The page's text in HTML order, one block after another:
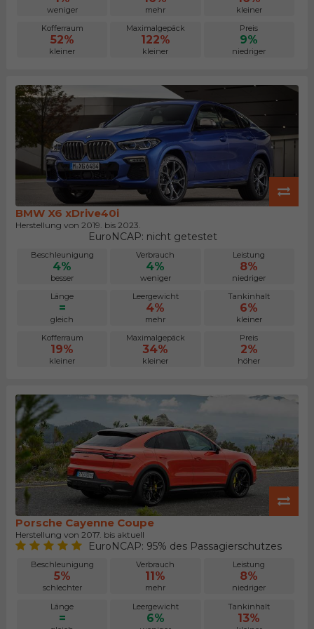
weniger mehr
kleiner
Kofferraum
52%
kleiner
Maximalgepäck
122%
kleiner
Preis
9%
niedriger
BMW X6 xDrive40i
Herstellung von 2019. bis 2023.
EuroNCAP: nicht getestet
Beschleunigung
4%
besser
Verbrauch
4%
weniger
Leistung
8%
niedriger
Länge
=
gleich
Leergewicht
4%
mehr
Tankinhalt
6%
kleiner
Kofferraum
19%
kleiner
Maximalgepäck
34%
kleiner
Preis
2%
höher
Porsche Cayenne Coupe
Herstellung von 2017. bis aktuell
EuroNCAP: 95% des Passagierschutzes
Beschleunigung
5%
schlechter
Verbrauch
11%
mehr
Leistung
8%
niedriger
Länge
=
Leergewicht
6%
Tankinhalt
13%